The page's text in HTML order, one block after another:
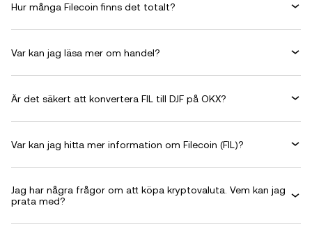
Hur många Filecoin finns det totalt?
Var kan jag läsa mer om handel?
Är det säkert att konvertera FIL till DJF på OKX?
Var kan jag hitta mer information om Filecoin (FIL)?
Jag har några frågor om att köpa kryptovaluta. Vem kan jag
prata med?